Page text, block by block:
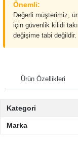
Önemli:
Değerli müşterimiz,
için güvenlik kilidi
değişime tabi değildir.
Ürün Özellikleri
Kategori
Marka